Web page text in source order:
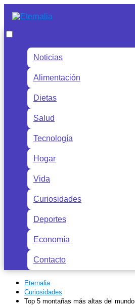
Noticias
Alimentación
Dietas
Salud
Tecnología
Hogar
Vida
Curiosidades
Deportes
Economía
Contacto
Eternalia
Curiosidades
Top 5 montañas más altas del mundo